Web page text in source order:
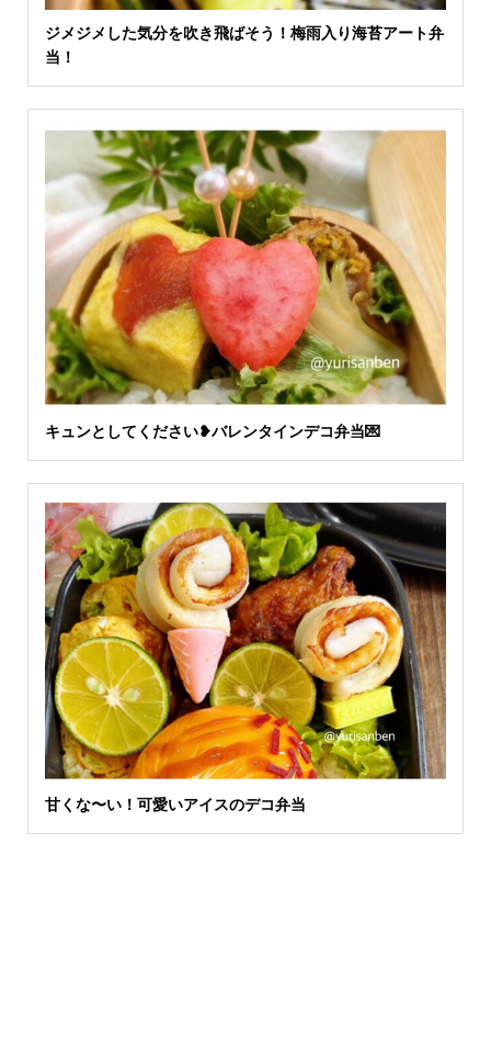
ジメジメした気分を吹き飛ばそう！梅雨入り海苔アート弁
当！
キュンとしてください❥バレンタインデコ弁当💌
甘くな〜い！可愛いアイスのデコ弁当